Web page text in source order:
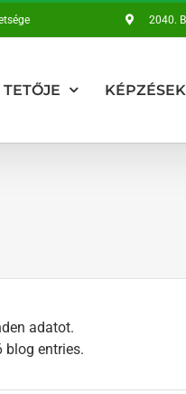
2040.
TETŐJE KÉPZÉSEK
adatot.
blog entries.